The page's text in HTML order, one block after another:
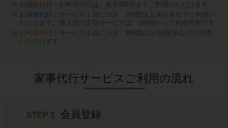
お掃除代行・お料理代行は、最大4時間までご利用いただけます
お掃除代行 ：サービス１回につき、2時間以上30分単位でご利用い
ただけます。週１回の定期サービスは、1時間からご利用可能です
お料理代行 ：サービス１回につき、3時間以上1時間単位でご利用
いただけます
家事代行サービスご利用の流れ
STEP１ 会員登録